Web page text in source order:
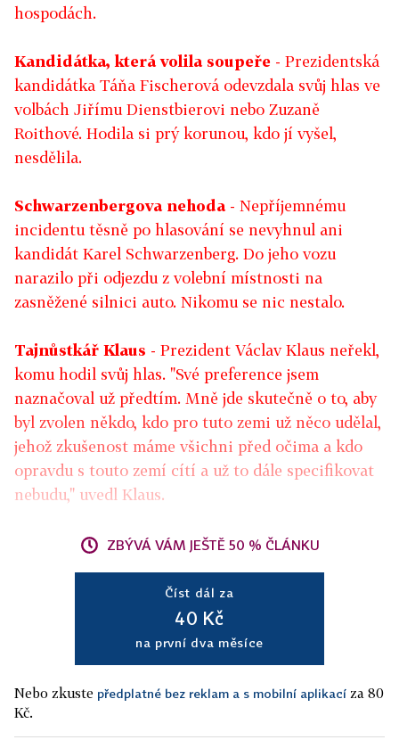
hospodách.
Kandidátka, která volila soupeře - Prezidentská
kandidátka Táňa Fischerová odevzdala svůj hlas ve
volbách Jiřímu Dienstbierovi nebo Zuzaně
Roithové. Hodila si prý korunou, kdo jí vyšel,
nesdělila.
Schwarzenbergova nehoda- Nepříjemnému
incidentu těsně po hlasování se nevyhnul ani
kandidát Karel Schwarzenberg. Do jeho vozu
narazilo při odjezdu z volební místnosti na
zasněžené silnici auto. Nikomu se nic nestalo.
Tajnůstkář Klaus - Prezident Václav Klaus neřekl,
komu hodil svůj hlas. "Své preference jsem
naznačoval už předtím. Mně jde skutečně o to, aby
byl zvolen někdo, kdo pro tuto zemi už něco udělal,
jehož zkušenost máme všichni před očima a kdo
opravdu s touto zemí cítí a už to dále specifikovat
nebudu," uvedl Klaus.
ZBÝVÁ VÁM JEŠTĚ 50 % ČLÁNKU
Číst dál za
40 Kč
na první dva měsíce
Nebo zkuste předplatné bez reklam a s mobilní aplikací za 80
Kč.